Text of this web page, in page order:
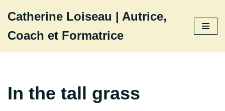
au
contenu
Catherine Loiseau | Autrice,
Coach et Formatrice
In the tall grass